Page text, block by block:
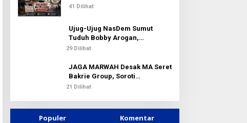
Waktu Kepala Daerah Tak Boleh
41 Dilihat
Ujug-Ujug NasDem Sumut
Tuduh Bobby Arogan,
Pengamat USU Curiga Bisnis
29 Dilihat
JAGA MARWAH Desak MA Seret
Bakrie Group, Soroti
Kejanggalan Vonis Kasus PET
21 Dilihat
Populer Komentar